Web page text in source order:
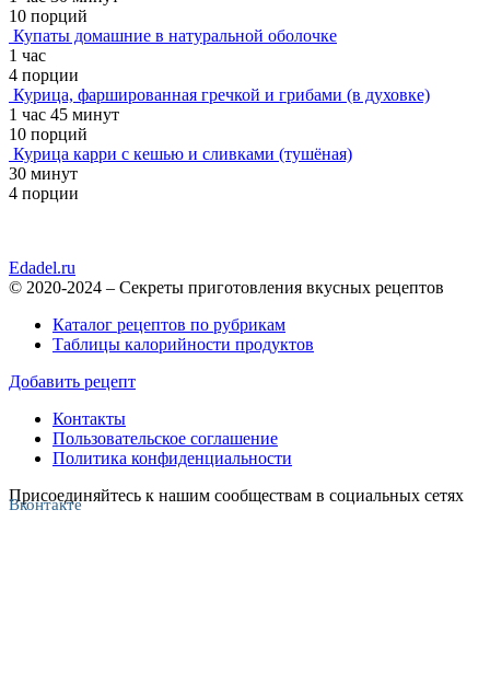
10 порций
Купаты домашние в натуральной оболочке
1 час
4 порции
Курица, фаршированная гречкой и грибами (в духовке)
1 час 45 минут
10 порций
Курица карри с кешью и сливками (тушёная)
30 минут
4 порции
Edadel.ru
© 2020-2024 – Секреты приготовления вкусных рецептов
Каталог рецептов по рубрикам
Таблицы калорийности продуктов
Добавить рецепт
Контакты
Пользовательское соглашение
Политика конфиденциальности
Присоединяйтесь к нашим сообществам в социальных сетях
Вконтакте